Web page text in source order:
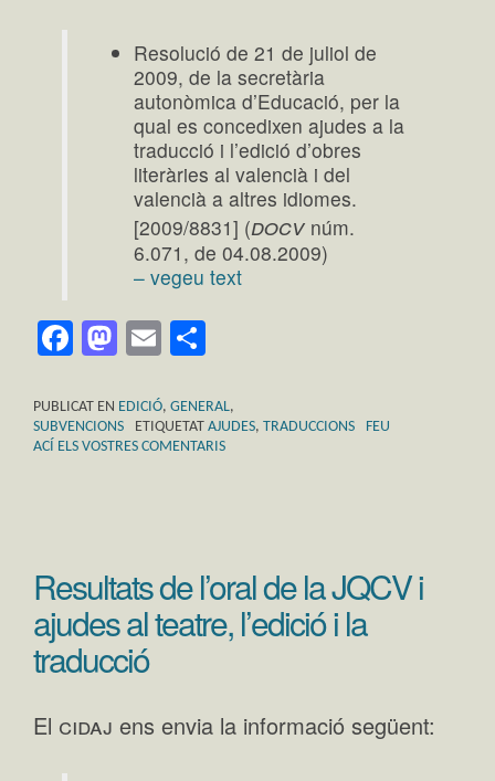
Resolució de 21 de juliol de
2009, de la secretària
autonòmica d’Educació, per la
qual es concedixen ajudes a la
traducció i l’edició d’obres
literàries al valencià i del
valencià a altres idiomes.
[2009/8831] (docv núm.
6.071, de 04.08.2009)
– vegeu text
Facebook
Mastodon
Email
PUBLICAT EN EDICIÓ, GENERAL,
SUBVENCIONS
ETIQUETAT AJUDES, TRADUCCIONS
FEU
ACÍ ELS VOSTRES COMENTARIS
Resultats de l’oral de la JQCV i
ajudes al teatre, l’edició i la
traducció
El cidaj ens envia la informació següent: